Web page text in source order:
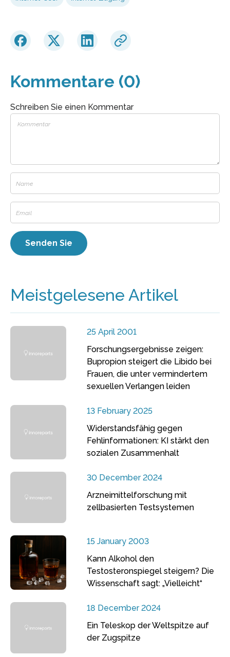
Kommentare (0)
Schreiben Sie einen Kommentar
Meistgelesene Artikel
25 April 2001
Forschungsergebnisse zeigen:
Bupropion steigert die Libido bei
Frauen, die unter vermindertem
sexuellen Verlangen leiden
13 February 2025
Widerstandsfähig gegen
Fehlinformationen: KI stärkt den
sozialen Zusammenhalt
30 December 2024
Arzneimittelforschung mit
zellbasierten Testsystemen
15 January 2003
Kann Alkohol den
Testosteronspiegel steigern? Die
Wissenschaft sagt: „Vielleicht“
18 December 2024
Ein Teleskop der Weltspitze auf
der Zugspitze